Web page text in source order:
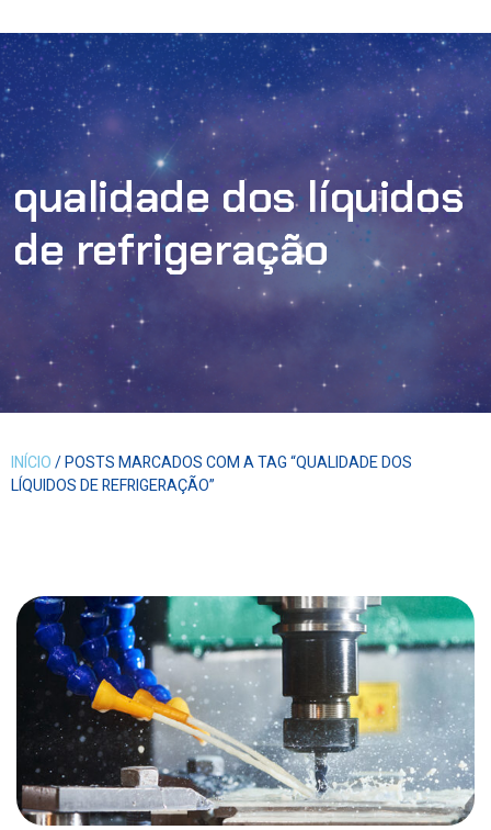
qualidade dos líquidos
de refrigeração
INÍCIO/ POSTS MARCADOS COM A TAG “QUALIDADE DOS
LÍQUIDOS DE REFRIGERAÇÃO”